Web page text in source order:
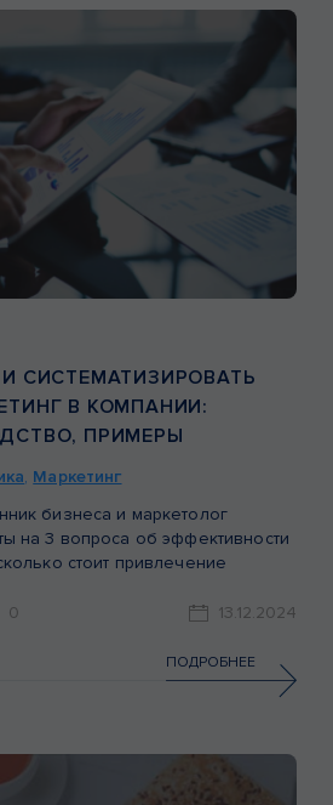
СИСТЕМАТИЗИРОВАТЬ
В КОМПАНИИ:
ПРИМЕРЫ
, Маркетинг
бизнеса и маркетолог
на 3 вопроса об эффективности
стоит привлечение
приносит каждый
или маркетолога нет ответов —
о серьезных проблемах и
0 13.12.2024
ПОДРОБНЕЕ